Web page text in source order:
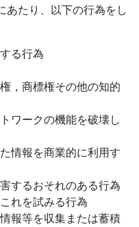
あたり、以下の行為をし
る行為
，商標権その他の知的
ワークの機能を破壊し
情報を商業的に利用す
するおそれのある行為
れを試みる行為
報等を収集または蓄積